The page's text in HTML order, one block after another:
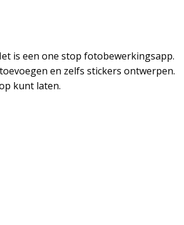
is een one stop fotobewerkingsapp.
en zelfs stickers ontwerpen.
kunt laten.